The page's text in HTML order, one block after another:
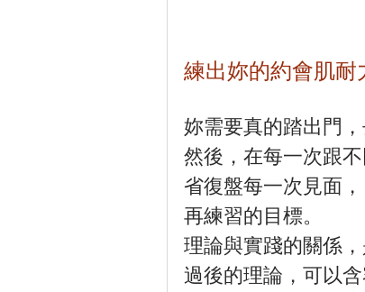
練出妳的約會肌耐
妳需要真的踏出門，
然後，在每一次跟
省復盤每一次見面
再練習的目標。
理論與實踐的關係
過後的理論，可以